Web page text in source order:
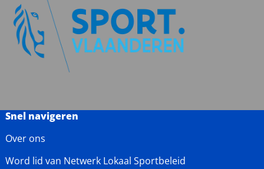
Snel navigeren
Over ons
Word lid van Netwerk Lokaal Sportbeleid